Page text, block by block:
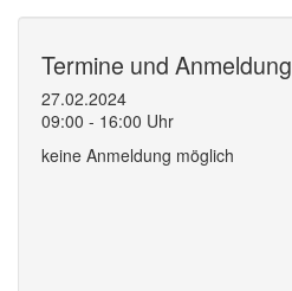
Termine und Anmeldung
27.02.2024
09:00 - 16:00 Uhr
keine Anmeldung möglich